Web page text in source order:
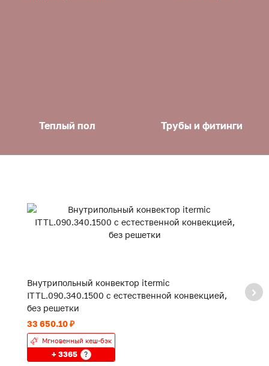
Теплый пол Трубы и фитинги
Внутрипольный конвектор itermic
ITTL.090.340.1500 с естественной конвекцией,
без решетки
33 650.10 ₽
Мгновенный кеш-бэк
+ 3365 ?